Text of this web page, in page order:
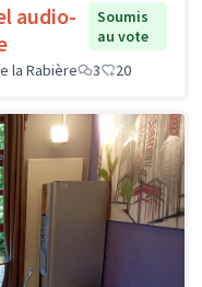
audio-
Soumis
au vote
la Rabière
3 20